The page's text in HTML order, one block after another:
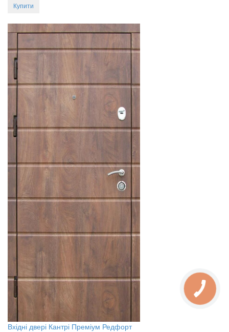
Купити
Вхідні двері Кантрі Преміум Редфорт